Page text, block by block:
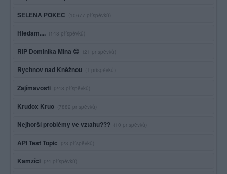
SELENA POKEC (10677 příspěvků)
Hledam.... (148 příspěvků)
RIP Dominika Mina 😔 (21 příspěvků)
Rychnov nad Kněžnou (1 příspěvků)
Zajímavosti (248 příspěvků)
Krudox Kruo (7882 příspěvků)
Nejhorší problémy ve vztahu??? (10 příspěvků)
API Test Topic (23 příspěvků)
Kamzíci (24 příspěvků)